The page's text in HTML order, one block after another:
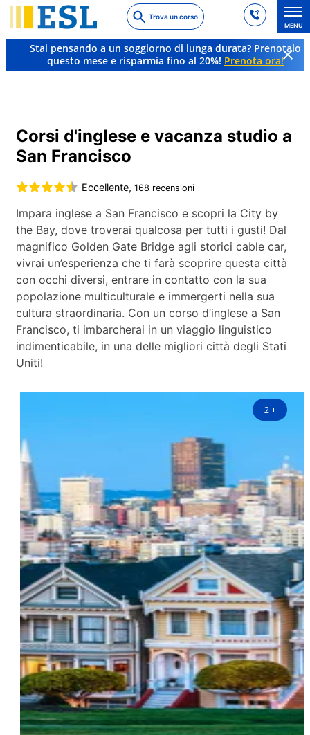
to
main
content
Trova un corso
MENU
Stai pensando a un soggiorno di lunga durata? Prenotalo
questo mese e risparmia fino al 20%! Prenota ora!
Corsi d'inglese e vacanza studio a
San Francisco
Eccellente, 168 recensioni
Impara inglese a San Francisco e scopri la City by
the Bay, dove troverai qualcosa per tutti i gusti! Dal
magnifico Golden Gate Bridge agli storici cable car,
vivrai un’esperienza che ti farà scoprire questa città
con occhi diversi, entrare in contatto con la sua
popolazione multiculturale e immergerti nella sua
cultura straordinaria. Con un corso d’inglese a San
Francisco, ti imbarcherai in un viaggio linguistico
indimenticabile, in una delle migliori città degli Stati
Uniti!
2+